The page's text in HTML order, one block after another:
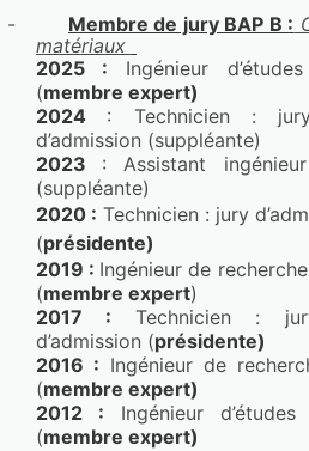
Adrien Lebeau,Maude
Casetta,Séverine Bellayer
Lien :
https://
Eco-efficient,
self-stratifying coating for
Progress in Organic Coatings
⟨10.1016/
Fabienne Samyn,Victor
Ferreira,Vo Khoa
Puente,Camille
Bellayer,Mathilde
Lien : https://
Flame-retardants for
-
Membre de jury BAP B :
matériaux
2025 : Ingénieur
(membre expert)
2024 : Technicien :
d’admission (suppléante)
2023 : Assistant
(suppléante)
2020 : Technicien : jury
(présidente)
2019 : Ingénieur de
(membre expert)
2017 : Technicien :
d’admission (présidente)
2016 : Ingénieur de
(membre expert)
2012 : Ingénieur
(membre expert)